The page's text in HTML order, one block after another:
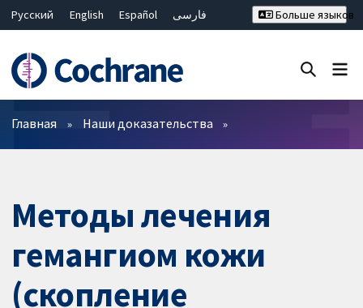
Русский English Español
فارسی
Bahasa Malaysia
ไทย
繁體中文
简体中文
Больше языков
Фильтры
Главная Наши доказательства
Методы лечения
гемангиом кожи
(скопление